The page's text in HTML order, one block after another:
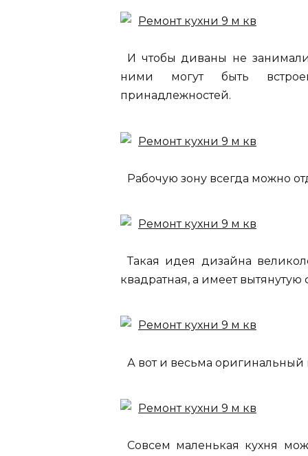
И чтобы диваны не
ними могут быть
принадлежностей.
Рабочую зону всегда можно
Такая идея дизайна
квадратная, а имеет вытянутую
А вот и весьма оригинальный
Совсем маленькая кухня